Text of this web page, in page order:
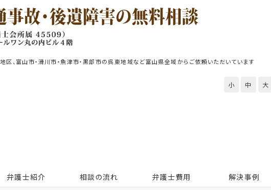
区、富山市・滑川市・魚津市・黒部市の呉東地域など富山県全域からご依頼いただいています
小 中 大
弁護士紹介 相談の流れ 弁護士費用 解決事例